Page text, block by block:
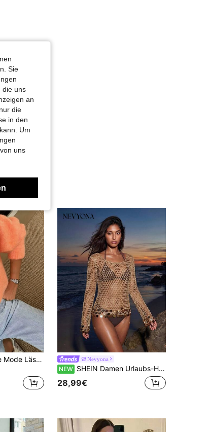
Schwarz, Größe: L
Herbst/Winter Neue Mode Lässig Minimalistisch Gestrickte Knopfjacke Basic Tops, Schulanfang, 6% Wolle, Y2K Damen, Tops zum Ausgehen, Landhaus Herbst Nevyona
NEW SHEIN Damen Urlaubs-Häkel-Pailletten-Langarm-Pullover mit Cut-outs
28,99€
Sie
die uns
an
die
in den
Um
uns